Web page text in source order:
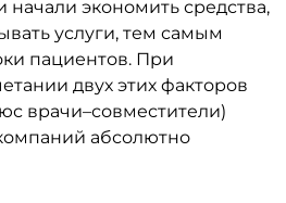
экономить средства,
услуги, тем самым
пациентов. При
двух этих факторов
врачи–совместители)
абсолютно